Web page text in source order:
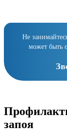
Не
может быть
запоя